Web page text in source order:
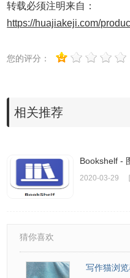
转载必须注明来自：
https://huajiakeji.com/
您的评分：
相关推荐
Bookshelf -
2020-03-29
猜你喜欢
写作猫浏